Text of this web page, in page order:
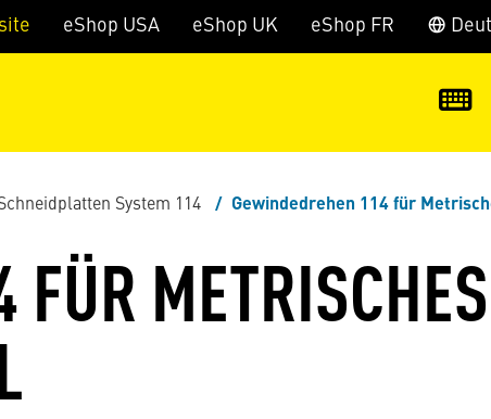
Hauptmenu Springe zur Suche
eShop USA eShop UK eShop FR
System 114 Gewindedrehen 114 für Metrisches ISO-Gewinde,
FÜR